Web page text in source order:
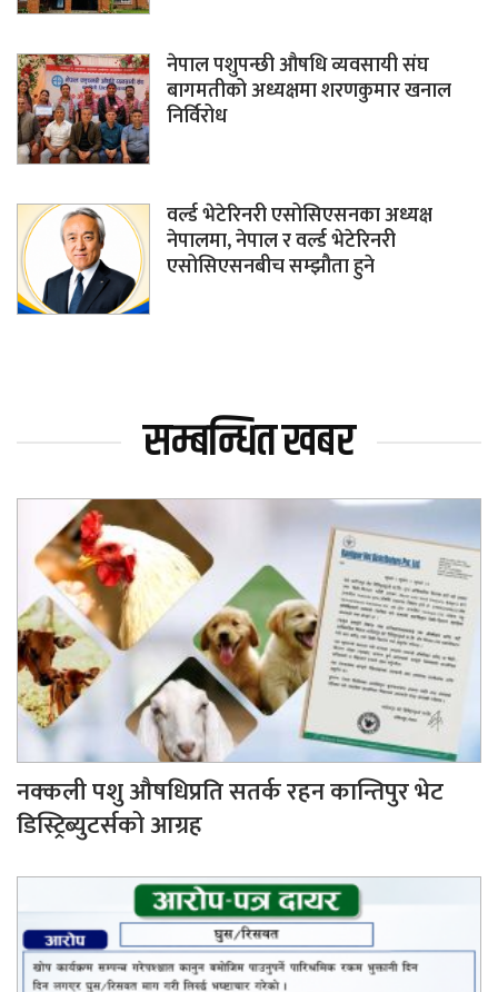
नेपाल पशुपन्छी औषधि व्यवसायी संघ
बागमतीको अध्यक्षमा शरणकुमार खनाल
निर्विरोध
वर्ल्ड भेटेरिनरी एसोसिएसनका अध्यक्ष
नेपालमा, नेपाल र वर्ल्ड भेटेरिनरी
एसोसिएसनबीच सम्झौता हुने
सम्बन्धित खबर
नक्कली पशु औषधिप्रति सतर्क रहन कान्तिपुर भेट
डिस्ट्रिब्युटर्सको आग्रह